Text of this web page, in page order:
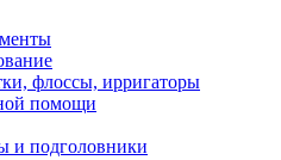
флоссы, ирригаторы
помощи
и подголовники